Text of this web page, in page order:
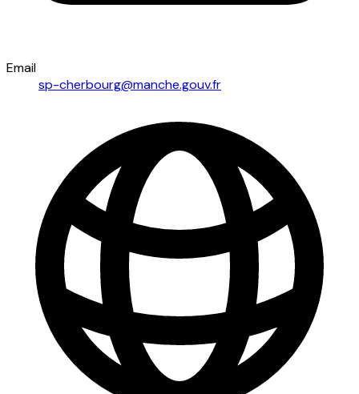
Email
sp-cherbourg@manche.gouv.fr